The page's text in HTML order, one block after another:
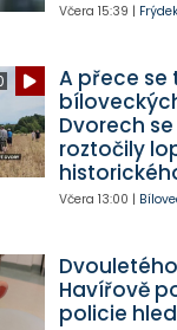
Včera 15:39 |
A přece se
Dvorech
roztočily
Včera 13:00 |
Havířově
policie